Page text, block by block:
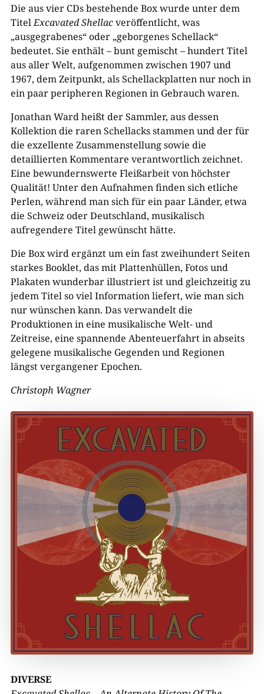
Die aus vier CDs bestehende Box wurde unter dem
TitelExcavated Shellacveröffentlicht, was
„ausgegrabenes“ oder „geborgenes Schellack“
bedeutet. Sie enthält – bunt gemischt – hundert Titel
aus aller Welt, aufgenommen zwischen 1907 und
1967, dem Zeitpunkt, als Schellackplatten nur noch in
ein paar peripheren Regionen in Gebrauch waren.
Jonathan Ward heißt der Sammler, aus dessen
Kollektion die raren Schellacks stammen und der für
die exzellente Zusammenstellung sowie die
detaillierten Kommentare verantwortlich zeichnet.
Eine bewundernswerte Fleißarbeit von höchster
Qualität! Unter den Aufnahmen finden sich etliche
Perlen, während man sich für ein paar Länder, etwa
die Schweiz oder Deutschland, musikalisch
aufregendere Titel gewünscht hätte.
Die Box wird ergänzt um ein fast zweihundert Seiten
starkes Booklet, das mit Plattenhüllen, Fotos und
Plakaten wunderbar illustriert ist und gleichzeitig zu
jedem Titel so viel Information liefert, wie man sich
nur wünschen kann. Das verwandelt die
Produktionen in eine musikalische Welt- und
Zeitreise, eine spannende Abenteuerfahrt in abseits
gelegene musikalische Gegenden und Regionen
längst vergangener Epochen.
Christoph Wagner
DIVERSE